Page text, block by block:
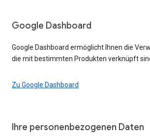
Google Dashboard
Google Dashboard ermöglicht Ihnen die
die mit bestimmten Produkten verknüpft
Zu Google Dashboard
Ihre personenbezogenen Daten